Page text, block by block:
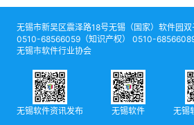
无锡市新吴区震泽路18号无锡（国家）软件园双
0510-68566059（知识产权） 0510-68566089
无锡市软件行业协会
无锡软件资讯发布 无锡软件 无锡